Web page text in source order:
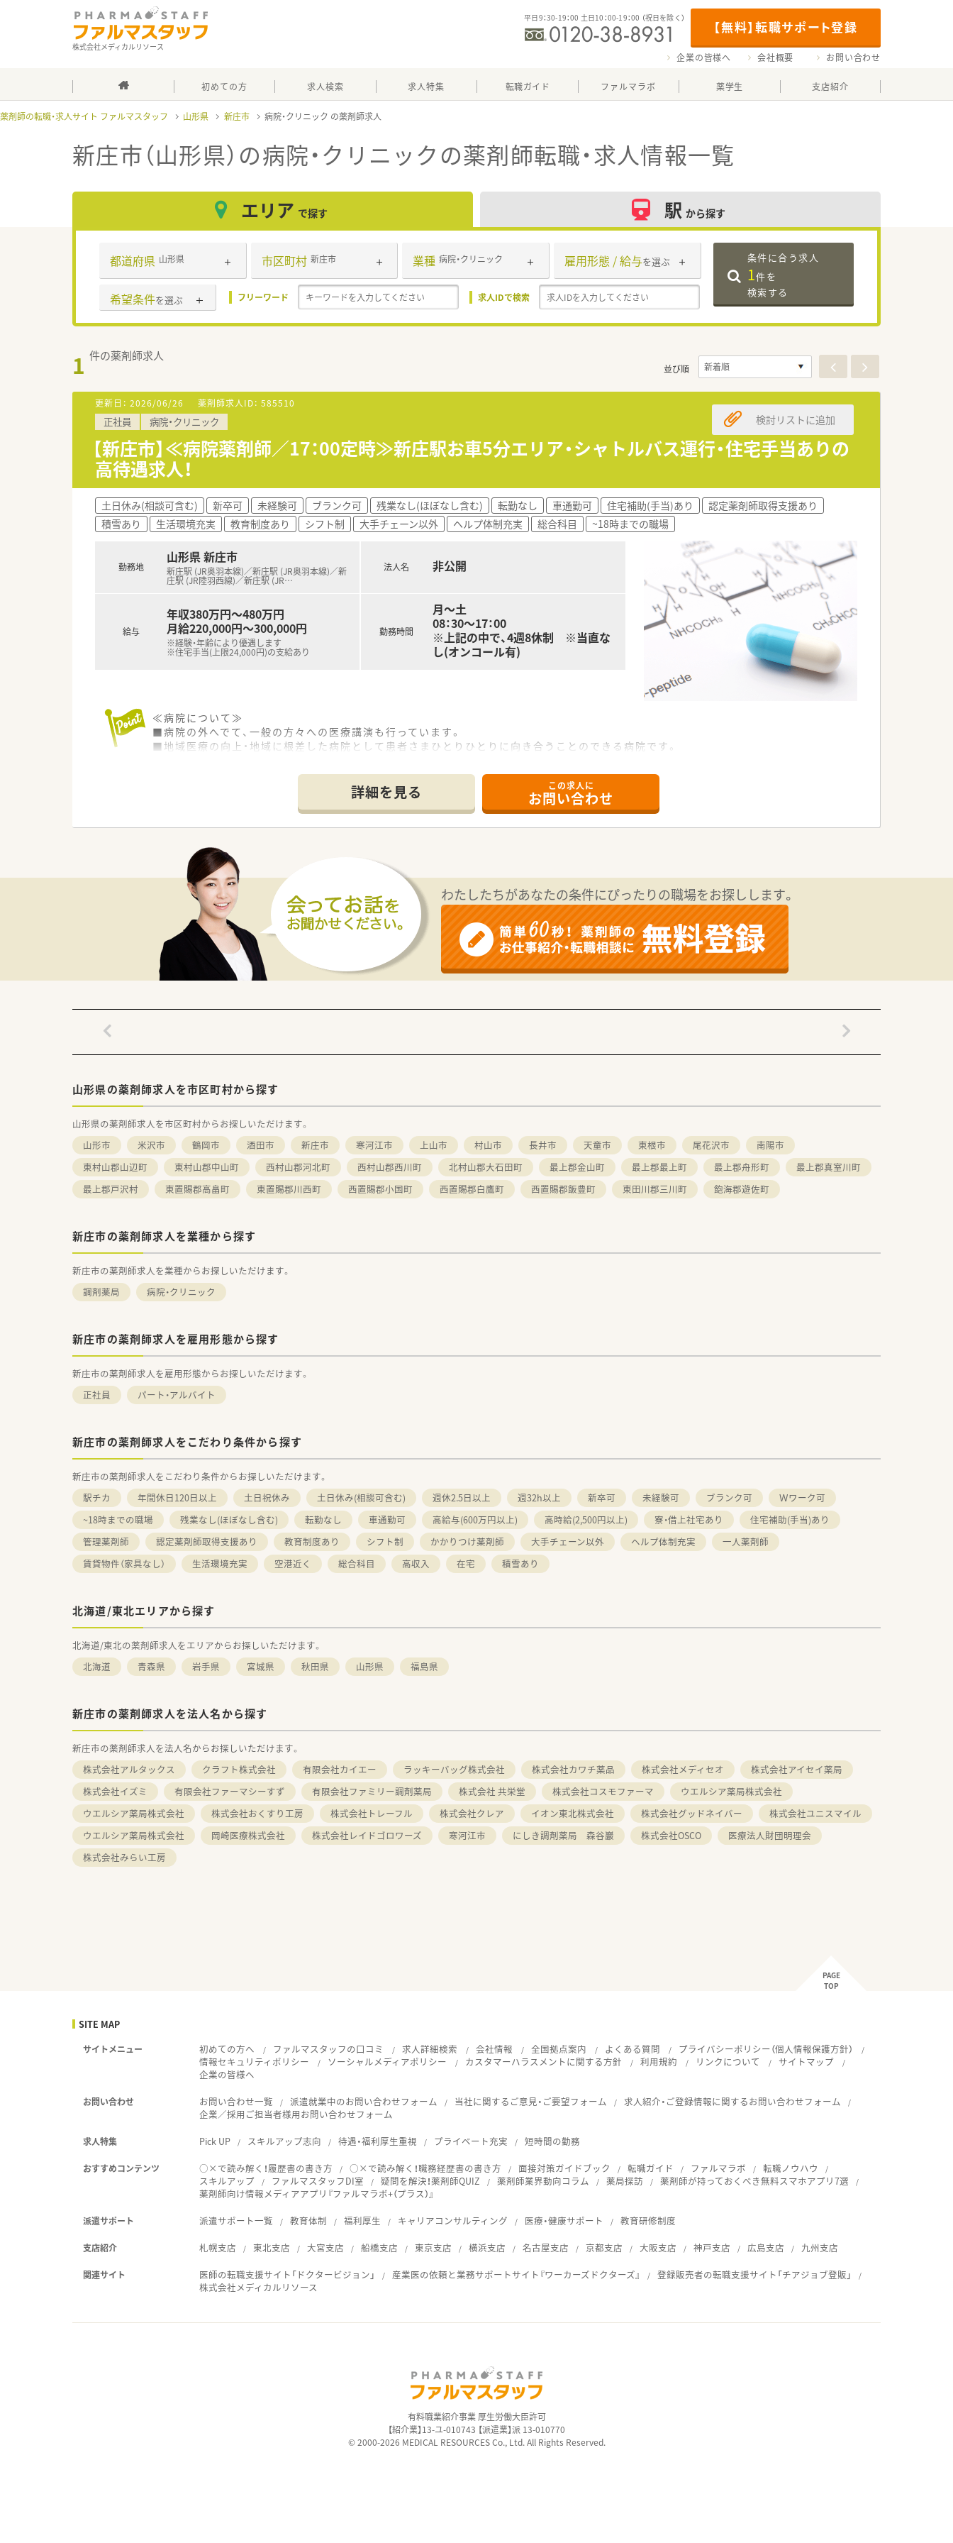
株式会社メディカルリソース
【無料】転職サポート登録
平日9：30-19：00 土日10：00-19：00 （祝日を除く）
企業の皆様へ 会社概要 お問い合わせ
初めての方 求人検索 求人特集 転職ガイド ファルマラボ 薬学生 支店紹介
薬剤師の転職・求人サイト ファルマスタッフ 山形県 新庄市 病院・クリニック
新庄市（山形県）の病院・クリニックの薬剤師転職・求人情報一覧
エリア で探す 駅 から探す
都道府県 山形県 市区町村 新庄市 業種 病院・クリニック 雇用形態 / 給与を選ぶ
希望条件を選ぶ フリーワード 求人IDで検索
条件に合う求人
1件を
検索する
1 件の薬剤師求人
並び順
更新日： 2026/06/26 薬剤師求人ID： 585510
正社員 病院・クリニック
【新庄市】≪病院薬剤師／17：00定時≫新庄駅お車5分エリア・シャトルバス運行・住宅手当ありの
高待遇求人！
検討リストに追加
土日休み(相談可含む) 新卒可 未経験可 ブランク可 残業なし(ほぼなし含む) 転勤なし 車通勤可 住宅補助(手当)あり
認定薬剤師取得支援あり
積雪あり
生活環境充実 教育制度あり シフト制 大手チェーン以外 ヘルプ体制充実 総合科目 ~18時までの職場
勤務地
山形県 新庄市
新庄駅 (JR奥羽本線)／新庄駅 (JR奥羽本線)／新
庄駅 (JR陸羽西線)／新庄駅 (JR…
給与
年収380万円～480万円
月給220,000円～300,000円
※経験・年齢により優遇します
※住宅手当(上限24,000円)の支給あり
法人名 非公開
勤務時間
月～土
08：30～17：00
※上記の中で、4週8休制 ※当直な
し(オンコール有)
≪病院について≫
■病院の外へでて、一般の方々への医療講演も行っています。
■地域医療の向上・地域に根差した病院として患者さまひとりひとりに向き合うことのできる病院です。
■ご希望の方には、僻地・離島にある同グループの別病院への研修もあり、薬剤師不足で悩むエリアにて存分に学び・活躍できる機会も設
詳細を見る この求人に
お問い合わせ
わたしたちがあなたの条件にぴったりの職場をお探しします。
山形県の薬剤師求人を市区町村から探す
山形県の薬剤師求人を市区町村からお探しいただけます。
山形市
米沢市 鶴岡市 酒田市 新庄市 寒河江市 上山市 村山市 長井市 天童市 東根市 尾花沢市
南陽市
東村山郡山辺町
東村山郡中山町 西村山郡河北町 西村山郡西川町 北村山郡大石田町 最上郡金山町 最上郡最上町 最上郡舟形町
最上郡真室川町
最上郡戸沢村
東置賜郡高畠町 東置賜郡川西町 西置賜郡小国町 西置賜郡白鷹町 西置賜郡飯豊町 東田川郡三川町 飽海郡遊佐町
新庄市の薬剤師求人を業種から探す
新庄市の薬剤師求人を業種からお探しいただけます。
調剤薬局
病院・クリニック
新庄市の薬剤師求人を雇用形態から探す
新庄市の薬剤師求人を雇用形態からお探しいただけます。
正社員
パート・アルバイト
新庄市の薬剤師求人をこだわり条件から探す
新庄市の薬剤師求人をこだわり条件からお探しいただけます。
駅チカ
年間休日120日以上 土日祝休み 土日休み(相談可含む) 週休2.5日以上 週32h以上 新卒可 未経験可 ブランク可
Ｗワーク可
~18時までの職場
残業なし(ほぼなし含む) 転勤なし 車通勤可 高給与(600万円以上) 高時給(2,500円以上) 寮・借上社宅あり
住宅補助(手当)あり
管理薬剤師
認定薬剤師取得支援あり 教育制度あり シフト制 かかりつけ薬剤師 大手チェーン以外 ヘルプ体制充実
一人薬剤師
賃貸物件（家具なし）
生活環境充実 空港近く 総合科目 高収入 在宅 積雪あり
北海道/東北エリアから探す
北海道/東北の薬剤師求人をエリアからお探しいただけます。
北海道
青森県 岩手県 宮城県 秋田県 山形県 福島県
新庄市の薬剤師求人を法人名から探す
新庄市の薬剤師求人を法人名からお探しいただけます。
株式会社アルタックス
クラフト株式会社 有限会社カイエー ラッキーバッグ株式会社 株式会社カワチ薬品 株式会社メディセオ
株式会社アイセイ薬局
株式会社イズミ
有限会社ファーマシーすず 有限会社ファミリー調剤薬局 株式会社 共栄堂 株式会社コスモファーマ
ウエルシア薬局株式会社
ウエルシア薬局株式会社
株式会社おくすり工房 株式会社トレーフル 株式会社クレア イオン東北株式会社 株式会社グッドネイバー
株式会社ユニスマイル
ウエルシア薬局株式会社
岡崎医療株式会社 株式会社レイドゴロワーズ 寒河江市 にしき調剤薬局 森谷巖 株式会社OSCO
医療法人財団明理会
株式会社みらい工房
PAGE
TOP
SITE MAP
サイトメニュー 初めての方へ ファルマスタッフの口コミ 求人詳細検索 会社情報 全国拠点案内 よくある質問
プライバシーポリシー（個人情報保護方針）
情報セキュリティポリシー
ソーシャルメディアポリシー カスタマーハラスメントに関する方針 利用規約 リンクについて
サイトマップ
企業の皆様へ
お問い合わせ お問い合わせ一覧 派遣就業中のお問い合わせフォーム 当社に関するご意見・ご要望フォーム
求人紹介・ご登録情報に関するお問い合わせフォーム
企業／採用ご担当者様用お問い合わせフォーム
求人特集 Pick UP スキルアップ志向 待遇・福利厚生重視 プライベート充実 短時間の勤務
おすすめコンテンツ ○×で読み解く！履歴書の書き方 ○×で読み解く！職務経歴書の書き方 面接対策ガイドブック 転職ガイド ファルマラボ
転職ノウハウ
スキルアップ
ファルマスタッフDI室 疑問を解決！薬剤師QUIZ 薬剤師業界動向コラム 薬局探訪
薬剤師が持っておくべき無料スマホアプリ7選
薬剤師向け情報メディアアプリ『ファルマラボ+（プラス）』
派遣サポート 派遣サポート一覧 教育体制 福利厚生 キャリアコンサルティング 医療・健康サポート 教育研修制度
支店紹介 札幌支店 東北支店 大宮支店 船橋支店 東京支店 横浜支店 名古屋支店 京都支店 大阪支店 神戸支店 広島支店 九州支店
関連サイト 医師の転職支援サイト「ドクタービジョン」 産業医の依頼と業務サポートサイト『ワーカーズドクターズ』
登録販売者の転職支援サイト「チアジョブ登販」
株式会社メディカルリソース
有料職業紹介事業 厚生労働大臣許可
【紹介業】13-ユ-010743 【派遣業】派 13-010770
© 2000-2026 MEDICAL RESOURCES Co., Ltd. All Rights Reserved.